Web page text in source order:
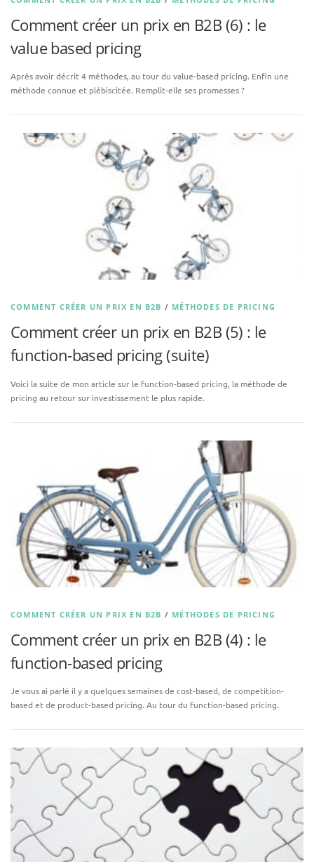
Comment créer un prix en B2B (6) : le
value based pricing
Après avoir décrit 4 méthodes, au tour du value-based pricing. Enfin une
méthode connue et plébiscitée. Remplit-elle ses promesses ?
COMMENT CRÉER UN PRIX EN B2B / MÉTHODES DE PRICING
Comment créer un prix en B2B (5) : le
function-based pricing (suite)
Voici la suite de mon article sur le function-based pricing, la méthode de
pricing au retour sur investissement le plus rapide.
COMMENT CRÉER UN PRIX EN B2B / MÉTHODES DE PRICING
Comment créer un prix en B2B (4) : le
function-based pricing
Je vous ai parlé il y a quelques semaines de cost-based, de competition-
based et de product-based pricing. Au tour du function-based pricing.